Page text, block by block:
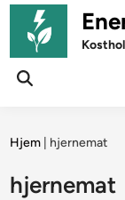
Skip
content
Open
Hjem hjernemat
hjernemat